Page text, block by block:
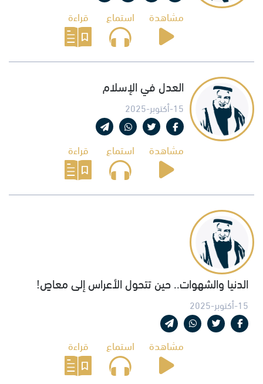
مشاهدة استماع قراءة
العدل في الإسلام
15-أكتوبر-2025
مشاهدة استماع قراءة
الدنيا والشهوات.. حين تتحول الأعراس إلى معاصٍ!
15-أكتوبر-2025
مشاهدة استماع قراءة